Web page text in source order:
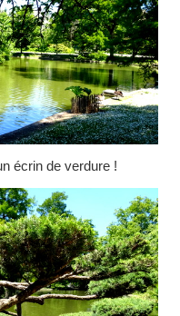
écrin de verdure !